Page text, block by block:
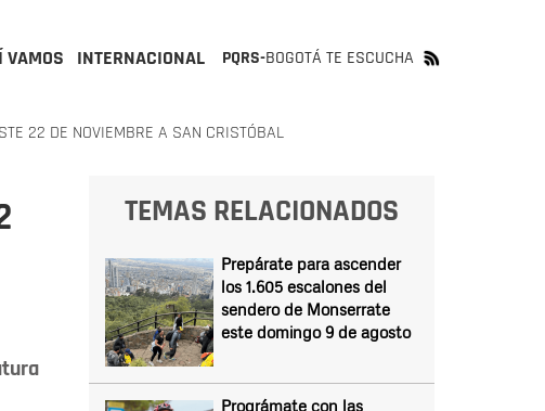
VAMOS INTERNACIONAL PQRS-BOGOTÁ TE ESCUCHA
22 DE NOVIEMBRE A SAN CRISTÓBAL
TEMAS RELACIONADOS
Prepárate para ascender
los 1.605 escalones del
sendero de Monserrate
este domingo 9 de agosto
Prográmate con las